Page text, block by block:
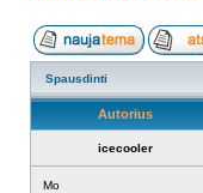
Spausdinti
Autorius
icecooler
Mo